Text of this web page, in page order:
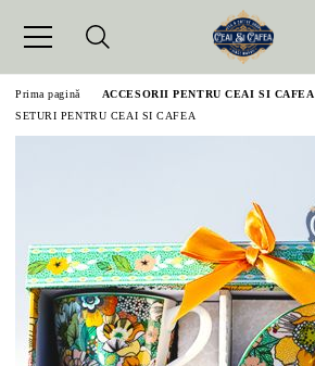
Prima pagină
ACCESORII PENTRU CEAI SI CAFEA
SETURI PENTRU CEAI SI CAFEA